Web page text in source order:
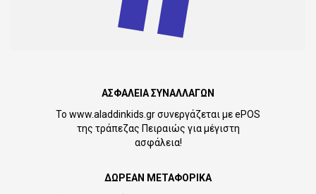
ΑΣΦΑΛΕΙΑ ΣΥΝΑΛΛΑΓΩΝ
Το www.aladdinkids.gr συνεργάζεται με ePOS
της τράπεζας Πειραιώς για μέγιστη
ασφάλεια!
ΔΩΡΕΑΝ ΜΕΤΑΦΟΡΙΚΑ